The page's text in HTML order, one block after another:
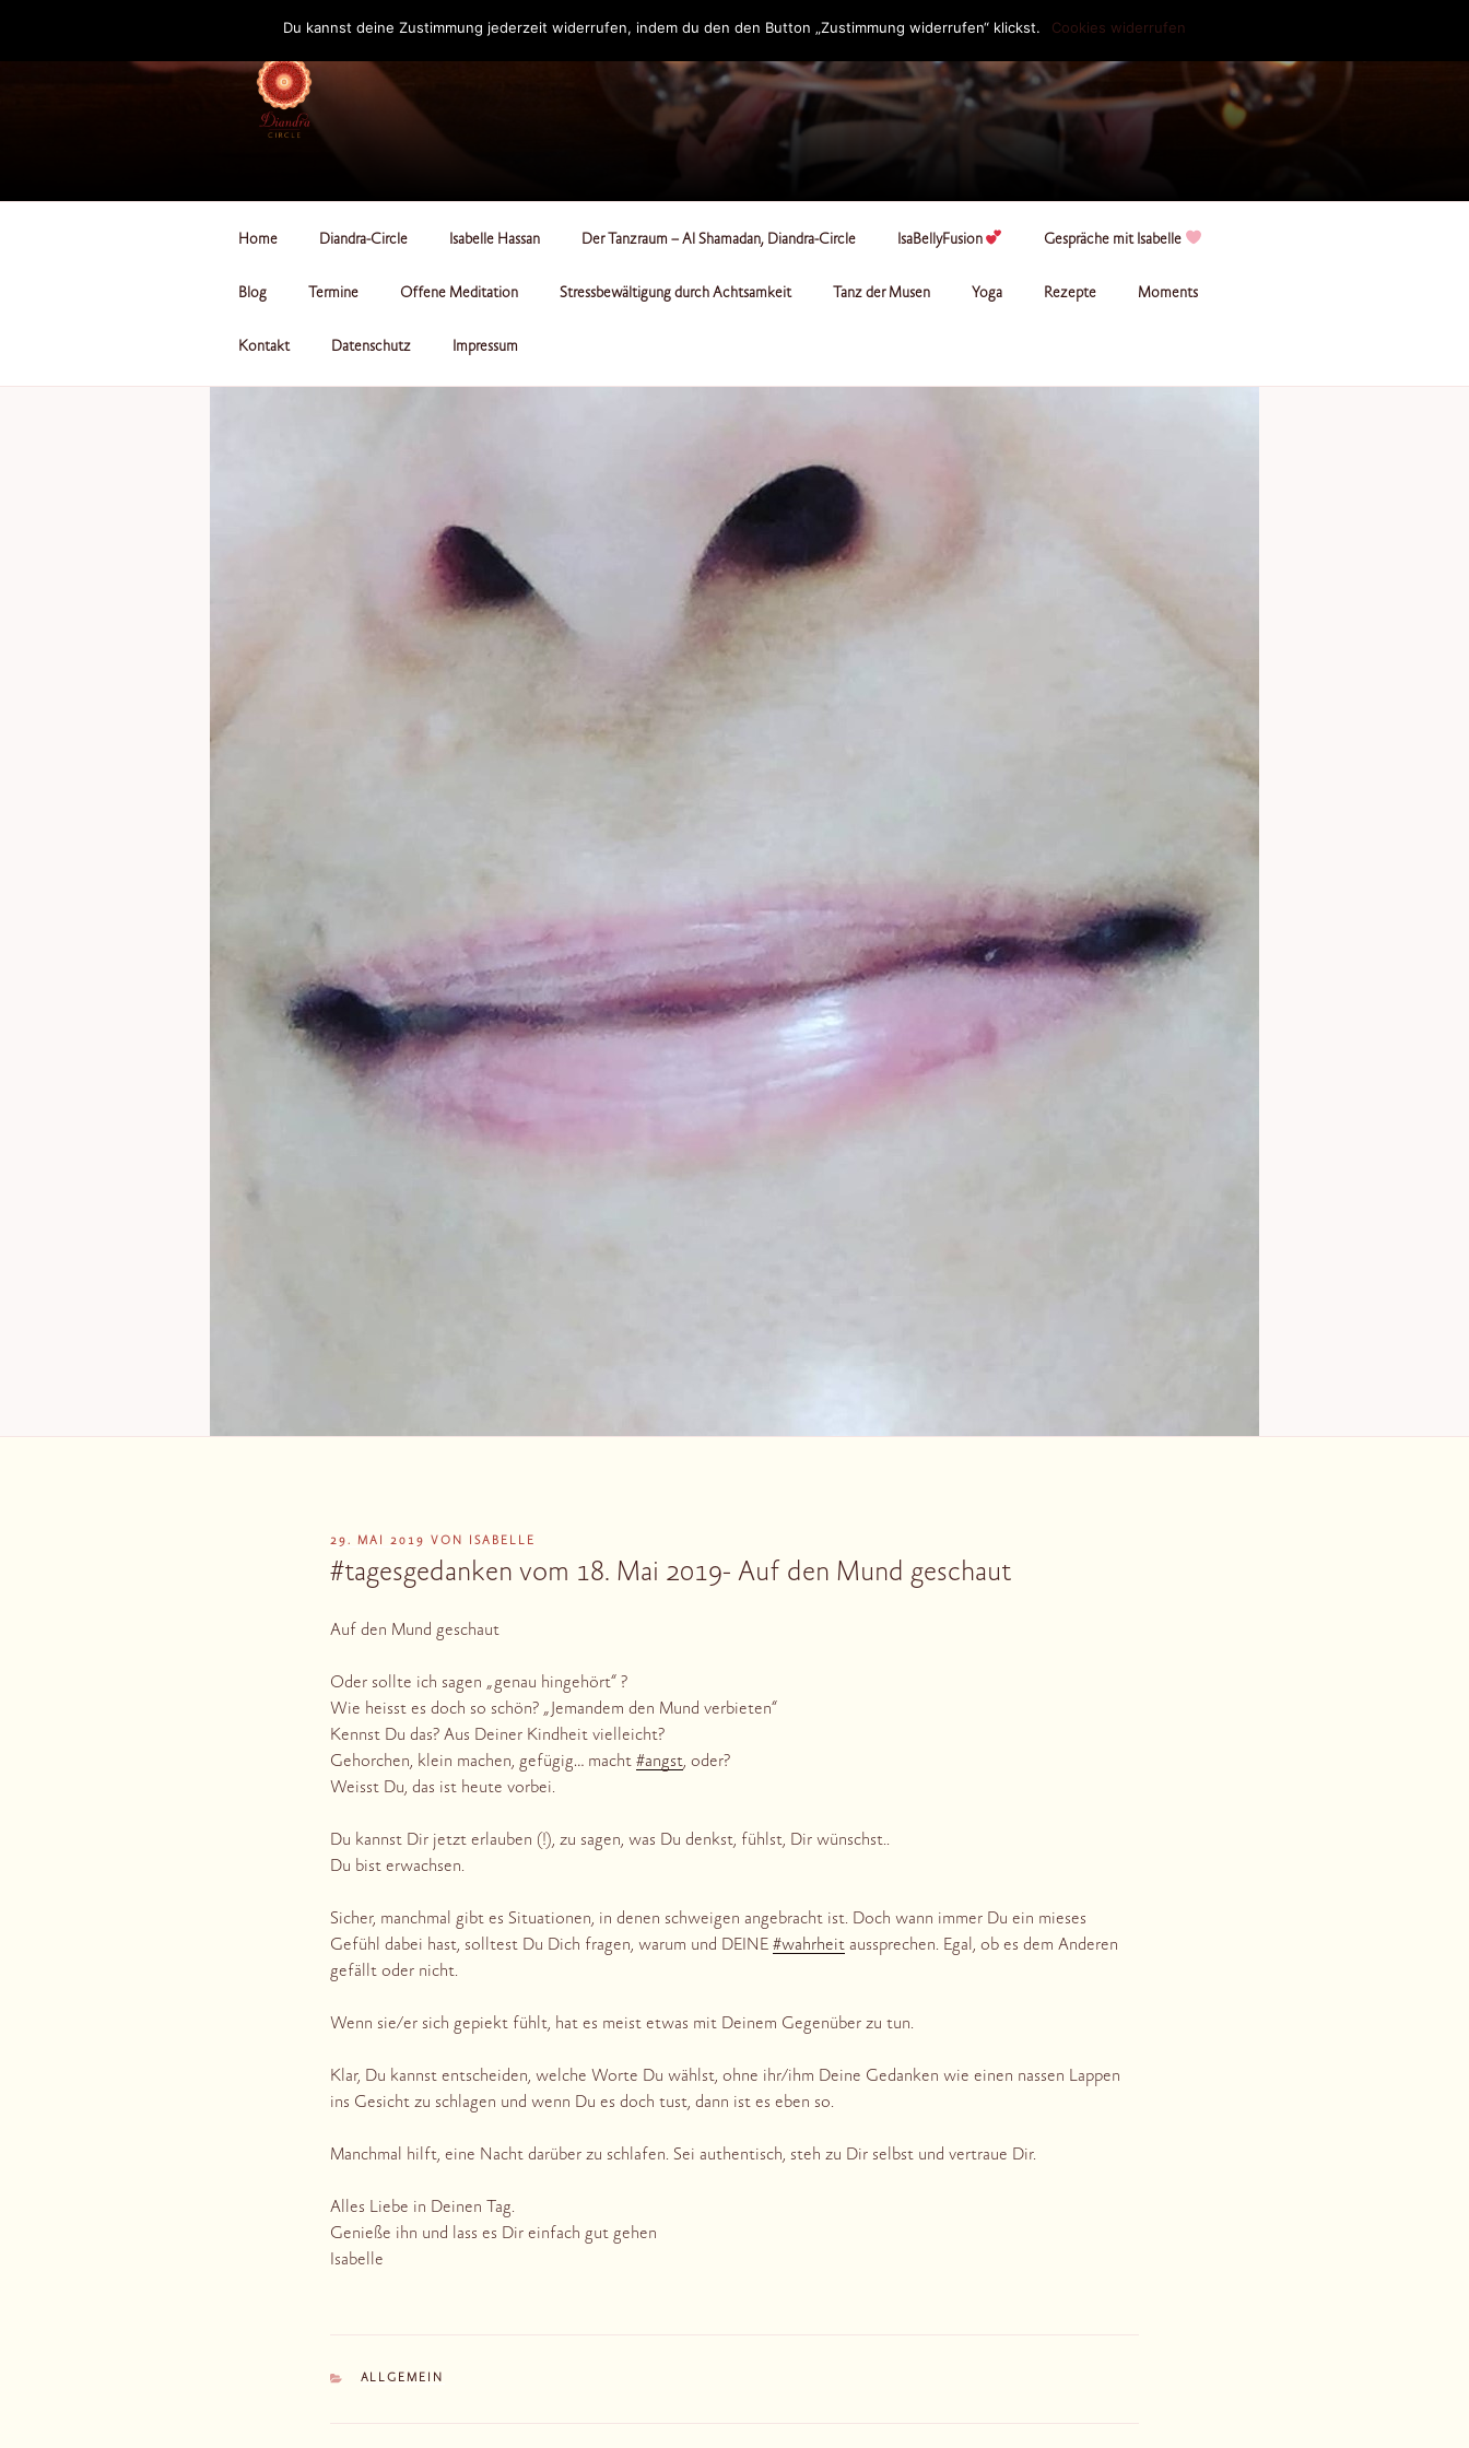
Home Diandra-Circle Isabelle Hassan Der Tanzraum – Al Shamadan, Diandra-Circle IsaBellyFusion Gespräche mit Isabelle
Blog Termine Offene Meditation Stressbewältigung durch Achtsamkeit Tanz der Musen Yoga Rezepte Moments
Kontakt Datenschutz Impressum
VERÖFFENTLICHT
29. MAI 2019 VON ISABELLE
#tagesgedanken vom 18. Mai 2019- Auf den Mund geschaut
Auf den Mund geschaut
Oder sollte ich sagen „genau hingehört“ ?
Wie heisst es doch so schön? „Jemandem den Mund verbieten“
Kennst Du das? Aus Deiner Kindheit vielleicht?
Gehorchen, klein machen, gefügig… macht #angst, oder?
Weisst Du, das ist heute vorbei.
Du kannst Dir jetzt erlauben (!), zu sagen, was Du denkst, fühlst, Dir wünschst..
Du bist erwachsen.
Sicher, manchmal gibt es Situationen, in denen schweigen angebracht ist. Doch wann immer Du ein mieses
Gefühl dabei hast, solltest Du Dich fragen, warum und DEINE #wahrheit aussprechen. Egal, ob es dem Anderen
gefällt oder nicht.
Wenn sie/er sich gepiekt fühlt, hat es meist etwas mit Deinem Gegenüber zu tun.
Klar, Du kannst entscheiden, welche Worte Du wählst, ohne ihr/ihm Deine Gedanken wie einen nassen Lappen
ins Gesicht zu schlagen und wenn Du es doch tust, dann ist es eben so.
Manchmal hilft, eine Nacht darüber zu schlafen. Sei authentisch, steh zu Dir selbst und vertraue Dir.
Alles Liebe in Deinen Tag.
Genieße ihn und lass es Dir einfach gut gehen
Isabelle
KATEGORIEN
ALLGEMEIN
Du kannst deine Zustimmung jederzeit widerrufen, indem du den den Button „Zustimmung widerrufen“ klickst. Cookies widerrufen